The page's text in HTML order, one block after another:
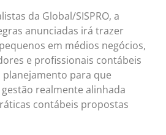
da Global/SISPRO, a
anunciadas irá trazer
em médios negócios,
e profissionais contábeis
para que
realmente alinhada
contábeis propostas